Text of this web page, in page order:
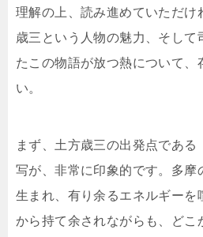
理解の上、読み進めていただけ
歳三という人物の魅力、そして
たこの物語が放つ熱について、
い。
まず、土方歳三の出発点である
写が、非常に印象的です。多摩
生まれ、有り余るエネルギーを
から持て余されながらも、どこ